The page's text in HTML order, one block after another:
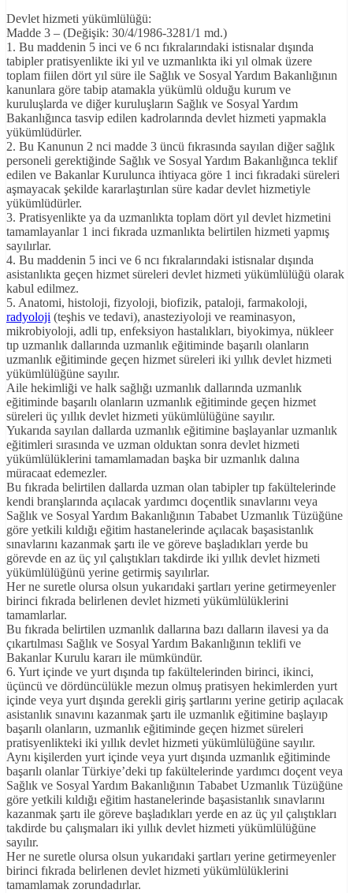
Devlet hizmeti yükümlülüğü:
Madde 3 – (Değişik: 30/4/1986-3281/1 md.)
1. Bu maddenin 5 inci ve 6 ncı fıkralarındaki istisnalar dışında
tabipler pratisyenlikte iki yıl ve uzmanlıkta iki yıl olmak üzere
toplam fiilen dört yıl süre ile Sağlık ve Sosyal Yardım Bakanlığının
kanunlara göre tabip atamakla yükümlü olduğu kurum ve
kuruluşlarda ve diğer kuruluşların Sağlık ve Sosyal Yardım
Bakanlığınca tasvip edilen kadrolarında devlet hizmeti yapmakla
yükümlüdürler.
2. Bu Kanunun 2 nci madde 3 üncü fıkrasında sayılan diğer sağlık
personeli gerektiğinde Sağlık ve Sosyal Yardım Bakanlığınca teklif
edilen ve Bakanlar Kurulunca ihtiyaca göre 1 inci fıkradaki süreleri
aşmayacak şekilde kararlaştırılan süre kadar devlet hizmetiyle
yükümlüdürler.
3. Pratisyenlikte ya da uzmanlıkta toplam dört yıl devlet hizmetini
tamamlayanlar 1 inci fıkrada uzmanlıkta belirtilen hizmeti yapmış
sayılırlar.
4. Bu maddenin 5 inci ve 6 ncı fıkralarındaki istisnalar dışında
asistanlıkta geçen hizmet süreleri devlet hizmeti yükümlülüğü olarak
kabul edilmez.
5. Anatomi, histoloji, fizyoloji, biofizik, pataloji, farmakoloji,
radyoloji (teşhis ve tedavi), anasteziyoloji ve reaminasyon,
mikrobiyoloji, adli tıp, enfeksiyon hastalıkları, biyokimya, nükleer
tıp uzmanlık dallarında uzmanlık eğitiminde başarılı olanların
uzmanlık eğitiminde geçen hizmet süreleri iki yıllık devlet hizmeti
yükümlülüğüne sayılır.
Aile hekimliği ve halk sağlığı uzmanlık dallarında uzmanlık
eğitiminde başarılı olanların uzmanlık eğitiminde geçen hizmet
süreleri üç yıllık devlet hizmeti yükümlülüğüne sayılır.
Yukarıda sayılan dallarda uzmanlık eğitimine başlayanlar uzmanlık
eğitimleri sırasında ve uzman olduktan sonra devlet hizmeti
yükümlülüklerini tamamlamadan başka bir uzmanlık dalına
müracaat edemezler.
Bu fıkrada belirtilen dallarda uzman olan tabipler tıp fakültelerinde
kendi branşlarında açılacak yardımcı doçentlik sınavlarını veya
Sağlık ve Sosyal Yardım Bakanlığının Tababet Uzmanlık Tüzüğüne
göre yetkili kıldığı eğitim hastanelerinde açılacak başasistanlık
sınavlarını kazanmak şartı ile ve göreve başladıkları yerde bu
görevde en az üç yıl çalıştıkları takdirde iki yıllık devlet hizmeti
yükümlülüğünü yerine getirmiş sayılırlar.
Her ne suretle olursa olsun yukarıdaki şartları yerine getirmeyenler
birinci fıkrada belirlenen devlet hizmeti yükümlülüklerini
tamamlarlar.
Bu fıkrada belirtilen uzmanlık dallarına bazı dalların ilavesi ya da
çıkartılması Sağlık ve Sosyal Yardım Bakanlığının teklifi ve
Bakanlar Kurulu kararı ile mümkündür.
6. Yurt içinde ve yurt dışında tıp fakültelerinden birinci, ikinci,
üçüncü ve dördüncülükle mezun olmuş pratisyen hekimlerden yurt
içinde veya yurt dışında gerekli giriş şartlarını yerine getirip açılacak
asistanlık sınavını kazanmak şartı ile uzmanlık eğitimine başlayıp
başarılı olanların, uzmanlık eğitiminde geçen hizmet süreleri
pratisyenlikteki iki yıllık devlet hizmeti yükümlülüğüne sayılır.
Aynı kişilerden yurt içinde veya yurt dışında uzmanlık eğitiminde
başarılı olanlar Türkiye’deki tıp fakültelerinde yardımcı doçent veya
Sağlık ve Sosyal Yardım Bakanlığının Tababet Uzmanlık Tüzüğüne
göre yetkili kıldığı eğitim hastanelerinde başasistanlık sınavlarını
kazanmak şartı ile göreve başladıkları yerde en az üç yıl çalıştıkları
takdirde bu çalışmaları iki yıllık devlet hizmeti yükümlülüğüne
sayılır.
Her ne suretle olursa olsun yukarıdaki şartları yerine getirmeyenler
birinci fıkrada belirlenen devlet hizmeti yükümlülüklerini
tamamlamak zorundadırlar.